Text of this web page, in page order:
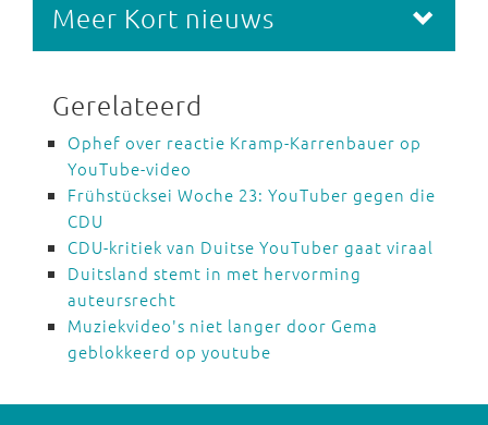
Meer Kort nieuws
Gerelateerd
Ophef over reactie Kramp-Karrenbauer op
YouTube-video
Frühstücksei Woche 23: YouTuber gegen die
CDU
CDU-kritiek van Duitse YouTuber gaat viraal
Duitsland stemt in met hervorming
auteursrecht
Muziekvideo's niet langer door Gema
geblokkeerd op youtube